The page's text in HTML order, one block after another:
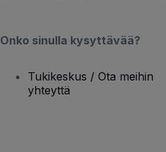
Onko sinulla kysyttävää?
Tukikeskus / Ota meihin
yhteyttä